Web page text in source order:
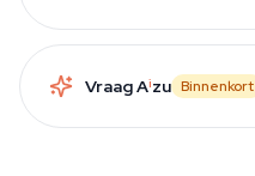
Vraag Aizu Binnenkort